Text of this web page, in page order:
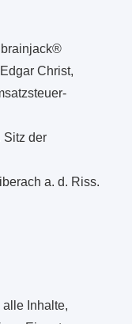
Christ,
Sitz der
a. d. Riss.
Inhalte,